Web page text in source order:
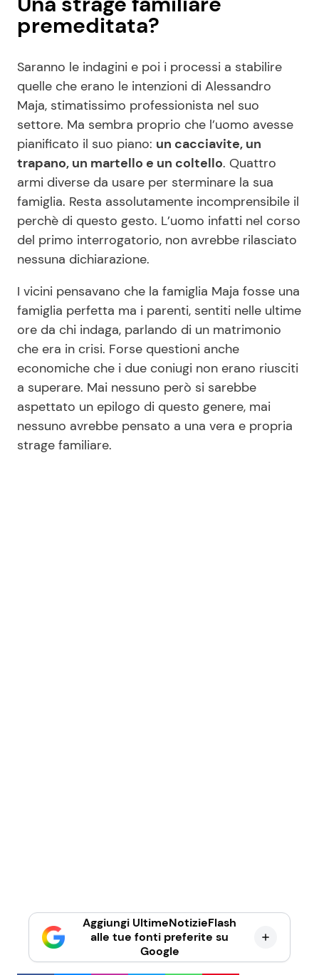
premeditata?
Saranno le indagini e poi i processi a stabilire
quelle che erano le intenzioni di Alessandro
Maja, stimatissimo professionista nel suo
settore. Ma sembra proprio che l’uomo avesse
pianificato il suo piano: un cacciavite, un
trapano, un martello e un coltello. Quattro
armi diverse da usare per sterminare la sua
famiglia. Resta assolutamente incomprensibile il
perchè di questo gesto. L’uomo infatti nel corso
del primo interrogatorio, non avrebbe rilasciato
nessuna dichiarazione.
I vicini pensavano che la famiglia Maja fosse una
famiglia perfetta ma i parenti, sentiti nelle ultime
ore da chi indaga, parlando di un matrimonio
che era in crisi. Forse questioni anche
economiche che i due coniugi non erano riusciti
a superare. Mai nessuno però si sarebbe
aspettato un epilogo di questo genere, mai
nessuno avrebbe pensato a una vera e propria
strage familiare.
Aggiungi UltimeNotizieFlash
alle tue fonti preferite su
Google